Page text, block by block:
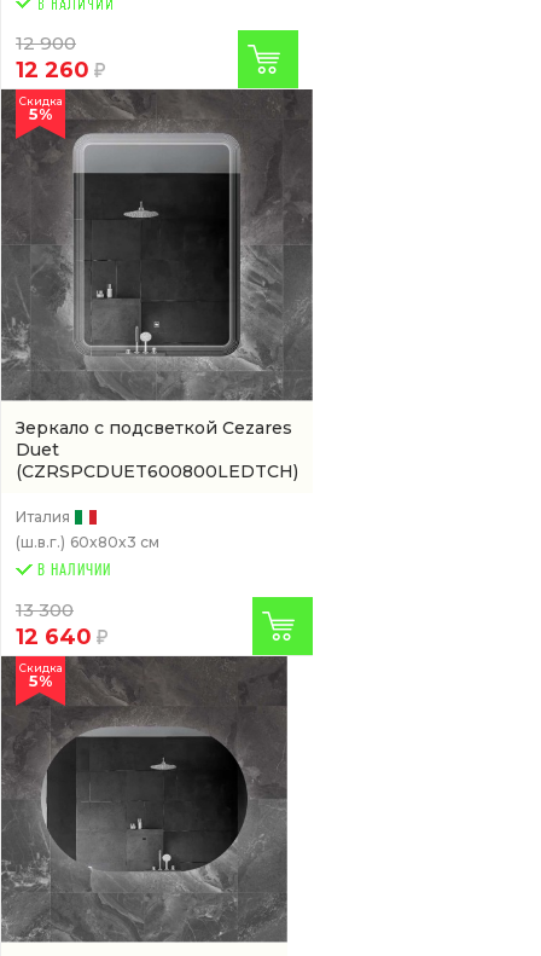
12 900
12 260
Зеркало с подсветкой Cezares
Duet
(CZRSPCDUET600800LEDTCH)
Скидка
5%
Италия
(ш.в.г.) 60x80x3 см
В НАЛИЧИИ
13 300
12 640
Скидка
5%